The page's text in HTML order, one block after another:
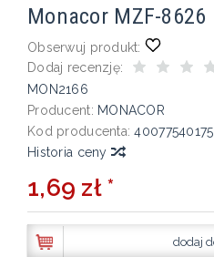
Monacor MZF-8626
Obserwuj produkt:
Dodaj recenzję:
MON2166
Producent: MONACOR
Kod producenta:
Historia ceny
1,69 zł *
dodaj